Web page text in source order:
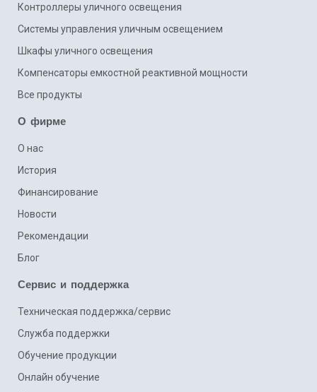
О фирме
О нас
История
Финансирование
Новости
Рекомендации
Блог
Контроллеры уличного освещения
Системы управления уличным освещением
Шкафы уличного освещения
Компенсаторы емкостной реактивной мощности
Все продукты
Сервис и поддержка
Техническая поддержка/сервис
Cлужба поддержки
Обучение продукции
Онлайн обучение